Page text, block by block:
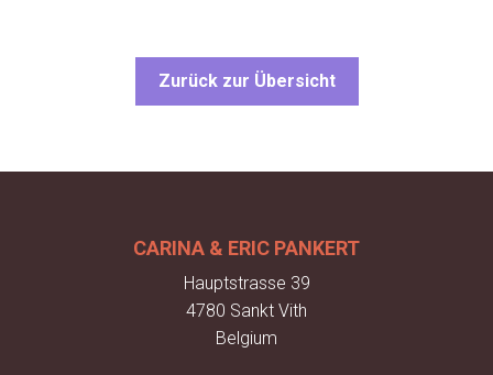
Zurück zur Übersicht
CARINA & ERIC PANKERT
Hauptstrasse 39
4780 Sankt Vith
Belgium